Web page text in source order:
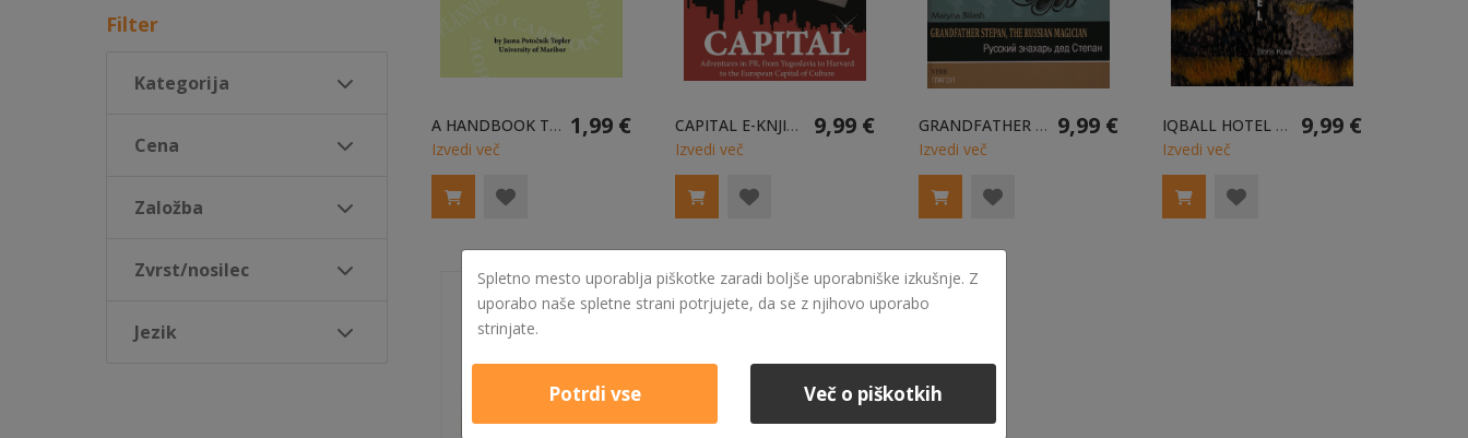
A HANDBOOK TO ORAL PRESENTATIONS E-KNJIGA 1,99 €
Izvedi več
CAPITAL E-KNJIGA 9,99 €
Izvedi več
GRANDFATHER STEPAN, THE RUSSIAN MAGICIAN E-KNJIGA 9,99 €
Izvedi več
IQBALL HOTEL ANGL. E-KNJIGA 9,99 €
Izvedi več
Filter
Kategorija
Cena
Založba
Zvrst/nosilec
Jezik
Spletno mesto uporablja piškotke zaradi boljše uporabniške izkušnje. Z
uporabo naše spletne strani potrjujete, da se z njihovo uporabo
strinjate.
Potrdi vse Več o piškotkih